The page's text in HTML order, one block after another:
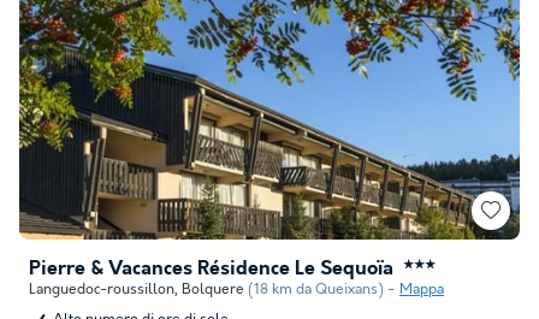
Pierre & Vacances Résidence Le Sequoïa ★★★
Languedoc-roussillon, Bolquere (18 km da Queixans)
Mappa